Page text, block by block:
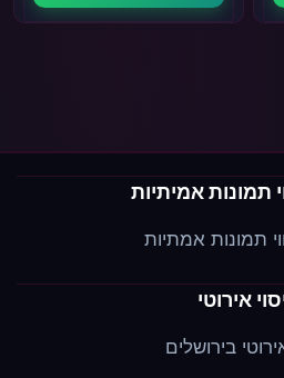
תמונות אמיתיות
תמונות אמתיות
אירוטי
בירושלים